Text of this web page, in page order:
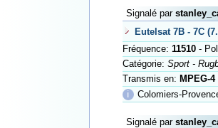
Signalé par
Eutelsat 7B - 7C
Fréquence: 11510-
Catégorie: Sport -
Transmis en: MPEG-
ℹ
Colomiers-
Signalé par